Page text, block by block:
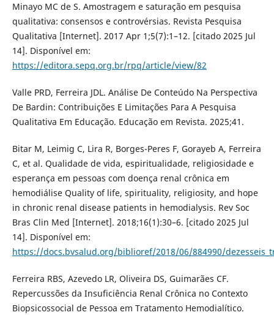
Minayo MC de S. Amostragem e saturação em pesquisa
qualitativa: consensos e controvérsias. Revista Pesquisa
Qualitativa [Internet]. 2017 Apr 1;5(7):1–12. [citado 2025 Jul
14]. Disponível em:
https://editora.sepq.org.br/rpq/article/view/82
Valle PRD, Ferreira JDL. Análise De Conteúdo Na Perspectiva
De Bardin: Contribuições E Limitações Para A Pesquisa
Qualitativa Em Educação. Educação em Revista. 2025;41.
Bitar M, Leimig C, Lira R, Borges-Peres F, Gorayeb A, Ferreira
C, et al. Qualidade de vida, espiritualidade, religiosidade e
esperança em pessoas com doença renal crônica em
hemodiálise Quality of life, spirituality, religiosity, and hope
in chronic renal disease patients in hemodialysis. Rev Soc
Bras Clin Med [Internet]. 2018;16(1):30–6. [citado 2025 Jul
14]. Disponível em:
https://docs.bvsalud.org/biblioref/2018/06/884990/
Ferreira RBS, Azevedo LR, Oliveira DS, Guimarães CF.
Repercussões da Insuficiência Renal Crônica no Contexto
Biopsicossocial de Pessoa em Tratamento Hemodialítico.